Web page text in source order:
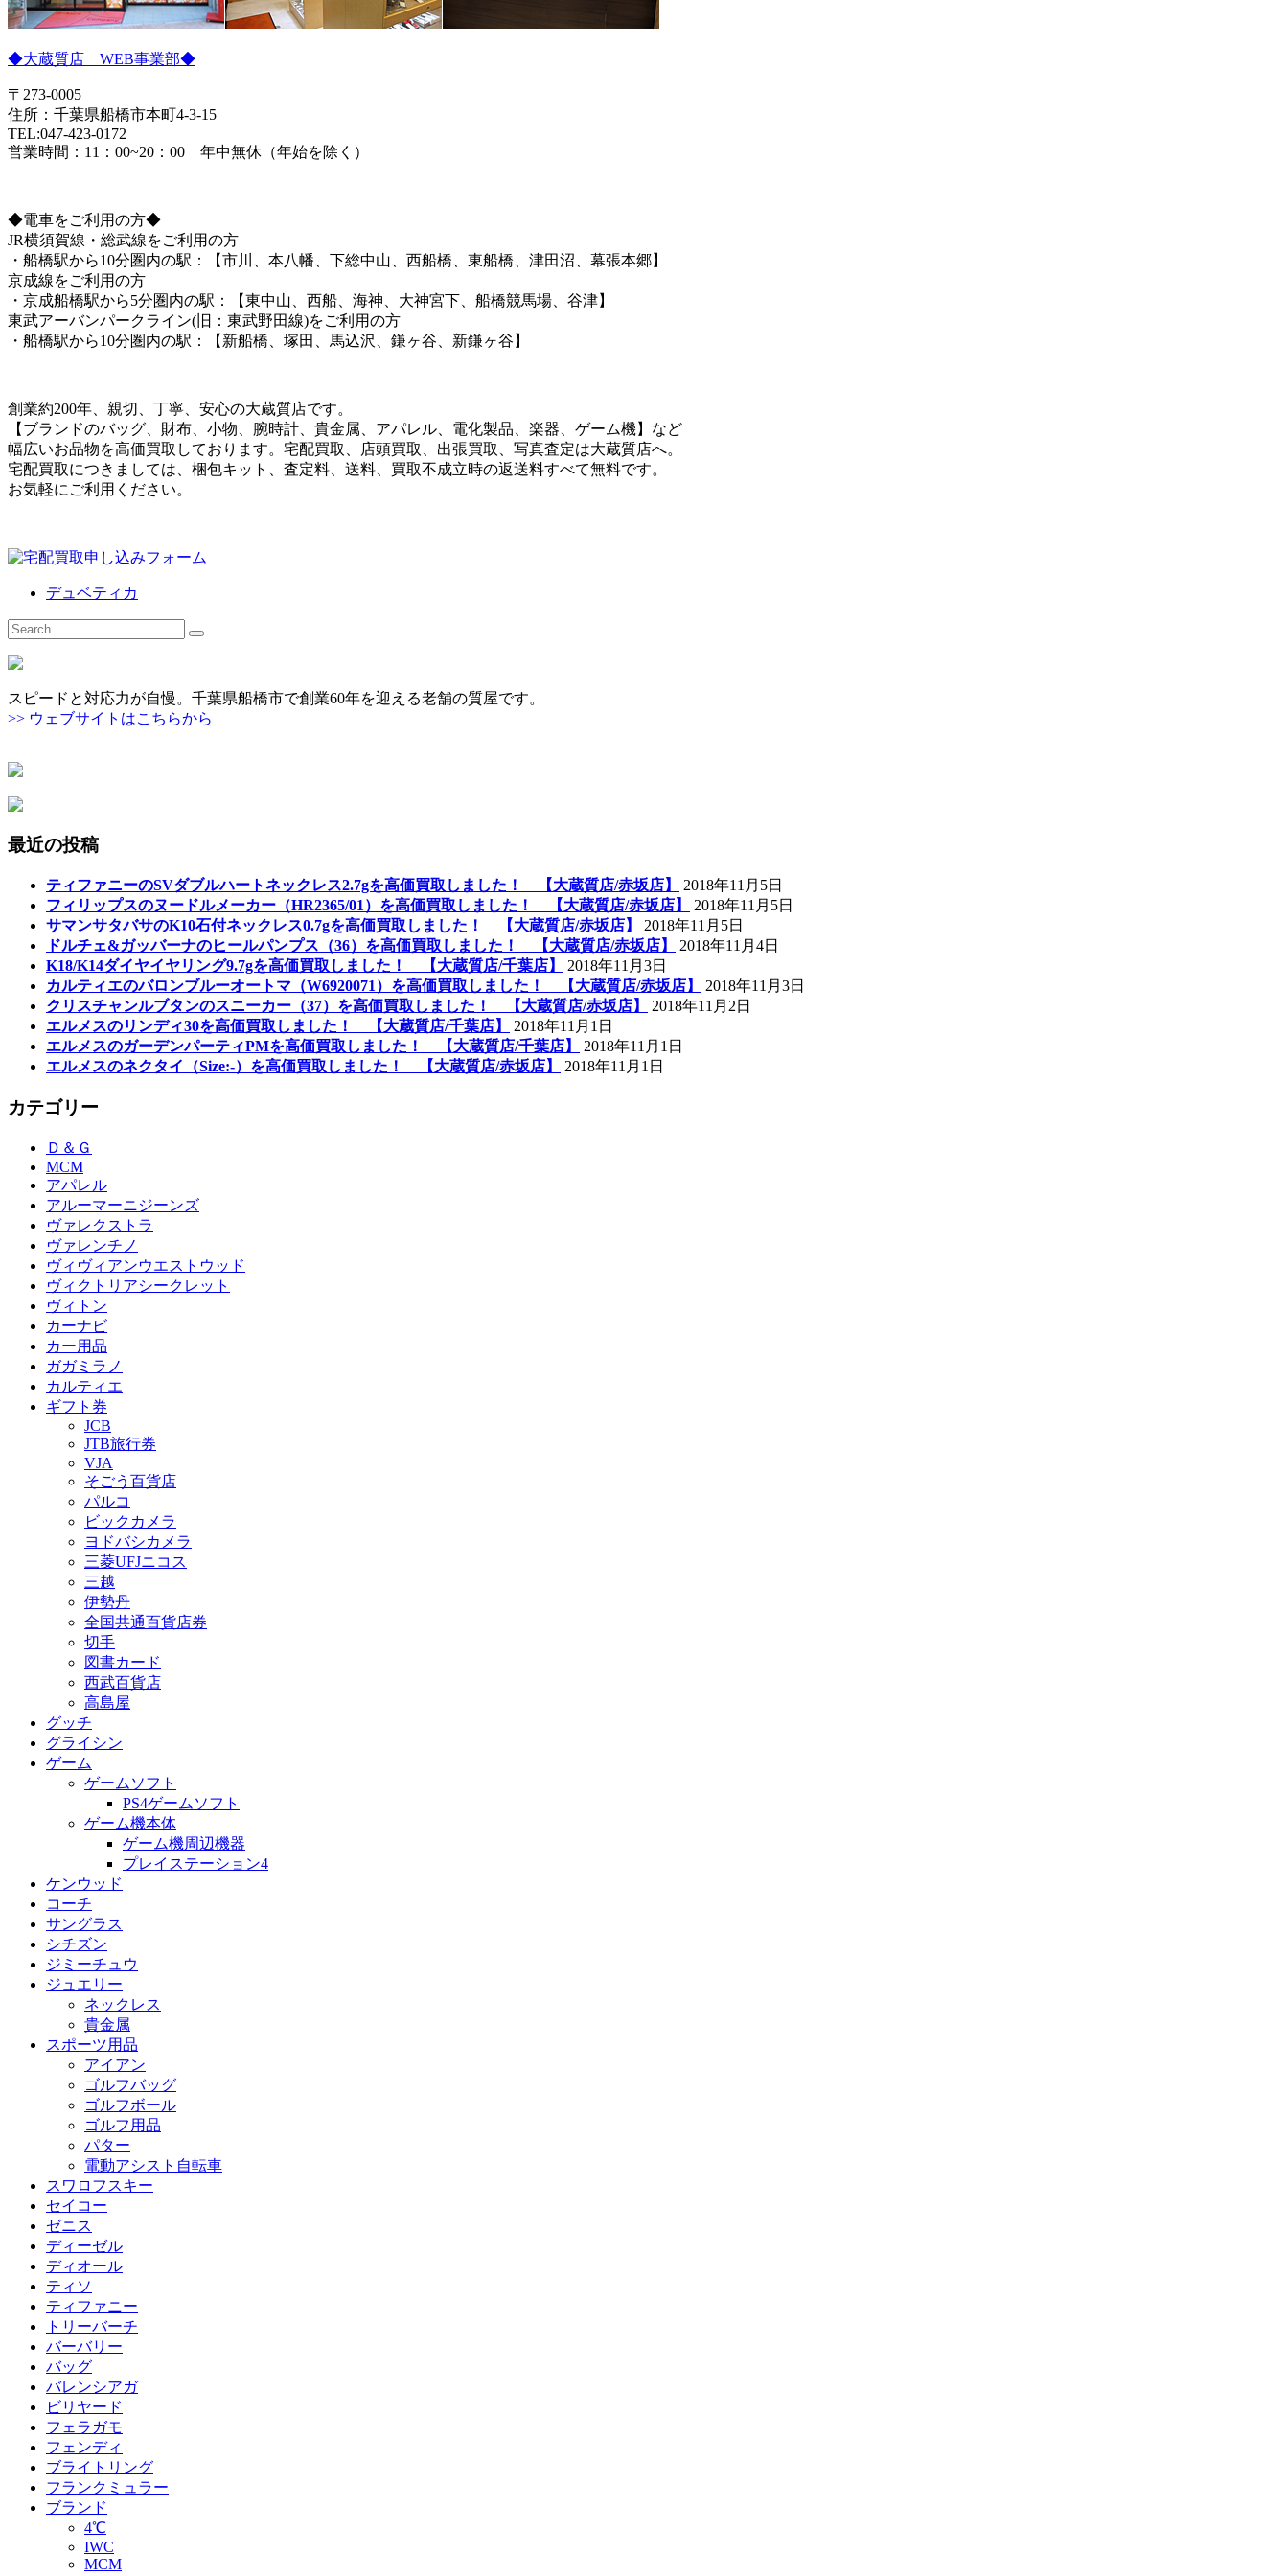
◆大蔵質店 WEB事業部◆
〒273-0005
住所：千葉県船橋市本町4-3-15
TEL:047-423-0172
営業時間：11：00~20：00 年中無休（年始を除く）
◆電車をご利用の方◆
JR横須賀線・総武線をご利用の方
・船橋駅から10分圏内の駅：【市川、本八幡、下総中山、西船橋、東船橋、津田沼、幕張本郷】
京成線をご利用の方
・京成船橋駅から5分圏内の駅：【東中山、西船、海神、大神宮下、船橋競馬場、谷津】
東武アーバンパークライン(旧：東武野田線)をご利用の方
・船橋駅から10分圏内の駅：【新船橋、塚田、馬込沢、鎌ヶ谷、新鎌ヶ谷】
創業約200年、親切、丁寧、安心の大蔵質店です。
【ブランドのバッグ、財布、小物、腕時計、貴金属、アパレル、電化製品、楽器、ゲーム機】など
幅広いお品物を高価買取しております。宅配買取、店頭買取、出張買取、写真査定は大蔵質店へ。
宅配買取につきましては、梱包キット、査定料、送料、買取不成立時の返送料すべて無料です。
お気軽にご利用ください。
デュベティカ
Search
for:
スピードと対応力が自慢。千葉県船橋市で創業60年を迎える老舗の質屋です。
>> ウェブサイトはこちらから
最近の投稿
ティファニーのSVダブルハートネックレス2.7gを高価買取しました！ 【大蔵質店/赤坂店】
2018年11月5日
フィリップスのヌードルメーカー（HR2365/01）を高価買取しました！ 【大蔵質店/赤坂店】
2018年11月5日
サマンサタバサのK10石付ネックレス0.7gを高価買取しました！ 【大蔵質店/赤坂店】
2018年11月5日
ドルチェ&ガッバーナのヒールパンプス（36）を高価買取しました！ 【大蔵質店/赤坂店】
2018年11月4日
K18/K14ダイヤイヤリング9.7gを高価買取しました！ 【大蔵質店/千葉店】
2018年11月3日
カルティエのバロンブルーオートマ（W6920071）を高価買取しました！ 【大蔵質店/赤坂店】
2018年11月3日
クリスチャンルブタンのスニーカー（37）を高価買取しました！ 【大蔵質店/赤坂店】
2018年11月2日
エルメスのリンディ30を高価買取しました！ 【大蔵質店/千葉店】
2018年11月1日
エルメスのガーデンパーティPMを高価買取しました！ 【大蔵質店/千葉店】
2018年11月1日
エルメスのネクタイ（Size:-）を高価買取しました！ 【大蔵質店/赤坂店】
2018年11月1日
カテゴリー
Ｄ＆Ｇ
MCM
アパレル
アルーマーニジーンズ
ヴァレクストラ
ヴァレンチノ
ヴィヴィアンウエストウッド
ヴィクトリアシークレット
ヴィトン
カーナビ
カー用品
ガガミラノ
カルティエ
ギフト券
JCB
JTB旅行券
VJA
そごう百貨店
パルコ
ビックカメラ
ヨドバシカメラ
三菱UFJニコス
三越
伊勢丹
全国共通百貨店券
切手
図書カード
西武百貨店
高島屋
グッチ
グライシン
ゲーム
ゲームソフト
PS4ゲームソフト
ゲーム機本体
ゲーム機周辺機器
プレイステーション4
ケンウッド
コーチ
サングラス
シチズン
ジミーチュウ
ジュエリー
ネックレス
貴金属
スポーツ用品
アイアン
ゴルフバッグ
ゴルフボール
ゴルフ用品
パター
電動アシスト自転車
スワロフスキー
セイコー
ゼニス
ディーゼル
ディオール
ティソ
ティファニー
トリーバーチ
バーバリー
バッグ
バレンシアガ
ビリヤード
フェラガモ
フェンディ
ブライトリング
フランクミュラー
ブランド
4℃
IWC
MCM